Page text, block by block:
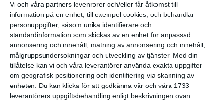
Vi och våra partners levenrorer och/eller får åtkomst till
information på en enhet, till exempel cookies, och behandlar
personuppgifter, såsom unika identifierare och
standardinformation som skickas av en enhet for anpassad
annonsering och innehåll, mätning av annonsering och innehåll,
målgruppsundersokningar och utveckling av tjänster. Med din
tillåtelse kan vi och våra leverantörer använda exakta uppgifter
om geografisk positionering och identifiering via skanning av
enheten. Du kan klicka för att godkänna vår och våra 1733
leverantörers uppgiftsbehandling enligt beskrivningen ovan.
Norrlänningar firade semester i
Strängnäs
28 jun 1998
Maratonlöparna bäst i Trosa
I år fick Andervang kransen